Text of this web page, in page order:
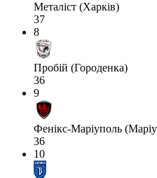
Металіст (Харків)
37
8
Пробій (Городенка)
36
9
Фенікс-Маріуполь
36
10